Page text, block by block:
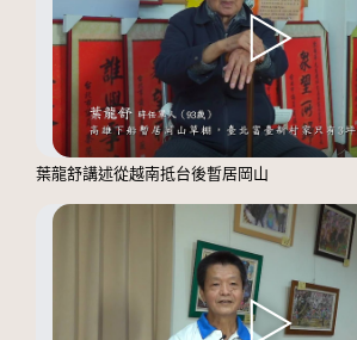
葉龍舒講述從越南抵台後暫居岡山